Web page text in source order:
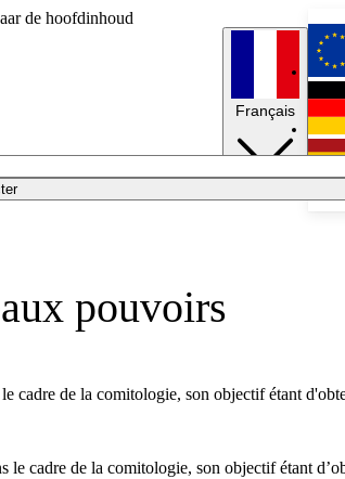
de hoofdinhoud
Français
pouvoirs
cadre de la comitologie, son objectif étant
cadre de la comitologie, son objectif étant